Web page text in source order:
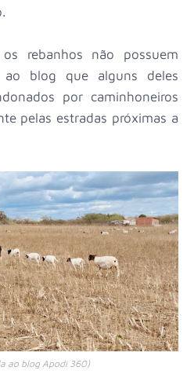
rebanhos não possuem
ao blog que alguns deles
por caminhoneiros
pelas estradas próximas a
ao blog Apodi 360)